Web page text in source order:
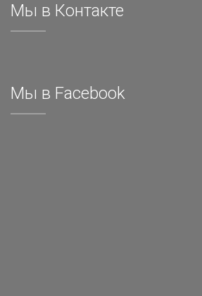
Мы в Контакте
Мы в Facebook